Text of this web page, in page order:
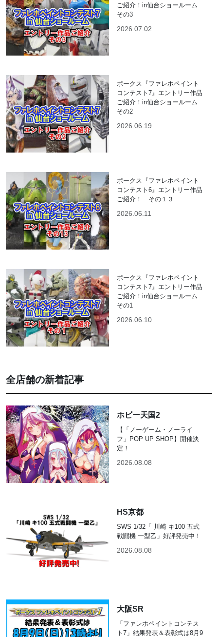
ご紹介！in仙台ショールーム
その3
2026.07.02
ボークス『ファレホペイント
コンテスト7』エントリー作品
ご紹介！in仙台ショールーム
その2
2026.06.19
ボークス『ファレホペイント
コンテスト6』エントリー作品
ご紹介！ その１３
2026.06.11
ボークス『ファレホペイント
コンテスト7』エントリー作品
ご紹介！in仙台ショールーム
その1
2026.06.10
全店舗の新着記事
ホビー天国2
【「ノーゲーム・ノーライ
フ」POP UP SHOP】開催決
定！
2026.08.08
HS京都
SWS 1/32「 川崎 キ100 五式
戦闘機 一型乙」好評発売中！
2026.08.08
大阪SR
「ファレホペイントコンテス
ト7」結果発表＆表彰式は8月9